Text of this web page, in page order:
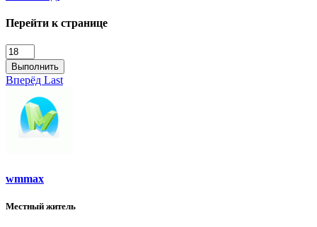
Перейти к странице
Выполнить
Вперёд Last
wmmax
Местный житель